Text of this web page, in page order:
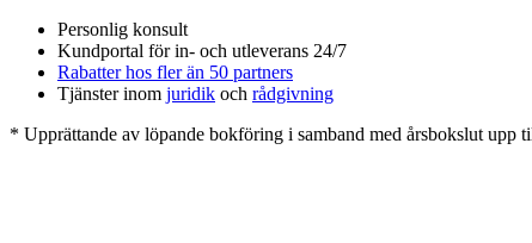
Personlig konsult
Kundportal för in- och utleverans 24/7
Rabatter hos fler än 50 partners
Tjänster inom juridik och rådgivning
* Upprättande av löpande bokföring i samband med årsbokslut